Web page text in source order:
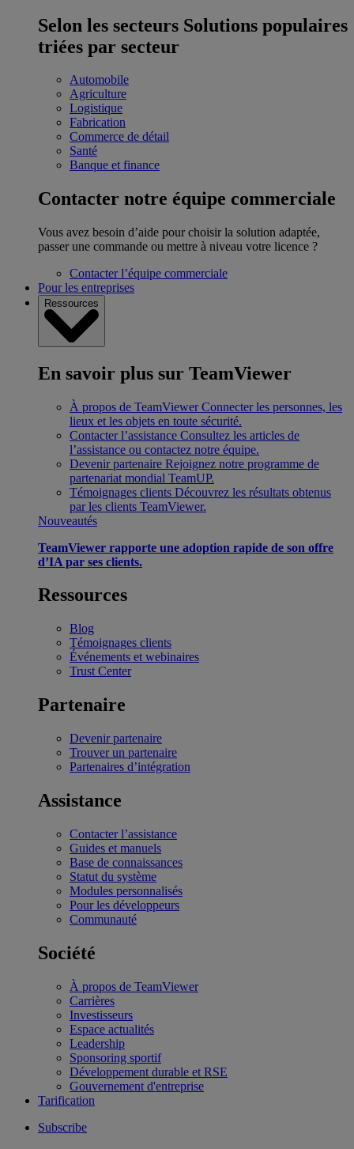
Selon les secteurs Solutions populaires
triées par secteur
Automobile
Agriculture
Logistique
Fabrication
Commerce de détail
Santé
Banque et finance
Contacter notre équipe commerciale
Vous avez besoin d’aide pour choisir la solution adaptée,
passer une commande ou mettre à niveau votre licence ?
Contacter l’équipe commerciale
Pour les entreprises
Ressources
En savoir plus sur TeamViewer
À propos de TeamViewer Connecter les personnes, les
lieux et les objets en toute sécurité.
Contacter l’assistance Consultez les articles de
l’assistance ou contactez notre équipe.
Devenir partenaire Rejoignez notre programme de
partenariat mondial TeamUP.
Témoignages clients Découvrez les résultats obtenus
par les clients TeamViewer.
Nouveautés
TeamViewer rapporte une adoption rapide de son offre
d’IA par ses clients.
Ressources
Blog
Témoignages clients
Événements et webinaires
Trust Center
Partenaire
Devenir partenaire
Trouver un partenaire
Partenaires d’intégration
Assistance
Contacter l’assistance
Guides et manuels
Base de connaissances
Statut du système
Modules personnalisés
Pour les développeurs
Communauté
Société
À propos de TeamViewer
Carrières
Investisseurs
Espace actualités
Leadership
Sponsoring sportif
Développement durable et RSE
Gouvernement d'entreprise
Tarification
Subscribe